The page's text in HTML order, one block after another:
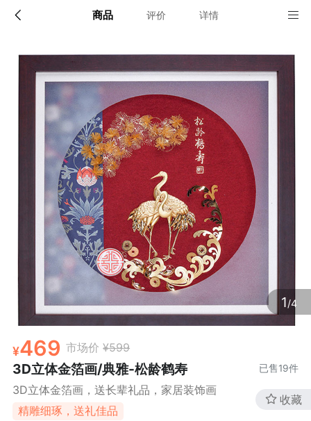
商品 评价 详情
1/4
469 市场价 ¥599
3D立体金箔画/典雅-松龄鹤寿 已售19件
3D立体金箔画，送长辈礼品，家居装饰画
精雕细琢，送礼佳品
收藏
配送说明
确定
店铺信息
该地区暂无配送门店
确定